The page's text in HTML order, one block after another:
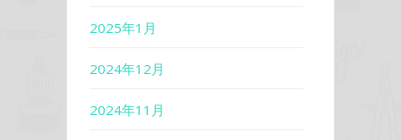
2025年1月
2024年12月
2024年11月